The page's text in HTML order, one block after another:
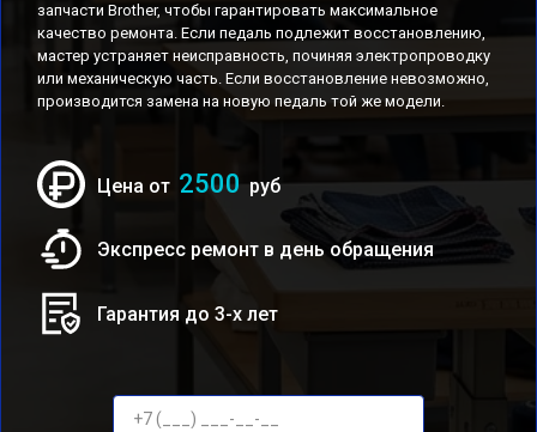
запчасти Brother, чтобы гарантировать максимальное
качество ремонта. Если педаль подлежит восстановлению,
мастер устраняет неисправность, починяя электропроводку
или механическую часть. Если восстановление невозможно,
производится замена на новую педаль той же модели.
Цена от 2500 руб
Экспресс ремонт в день обращения
Гарантия до 3-х лет